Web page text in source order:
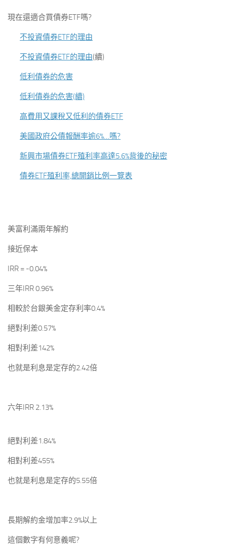
現在還適合買債券ETF嗎?
不投資債券ETF的理由
不投資債券ETF的理由(續)
低利債券的危害
低利債券的危害(續)
高費用又課稅又低利的債券ETF
美國政府公債報酬率逾6%…嗎?
新興市場債券ETF殖利率高達5.6%背後的秘密
債券ETF殖利率,總開銷比例一覽表
美富利滿兩年解約
接近保本
IRR = -0.04%
三年IRR 0.96%
相較於台銀美金定存利率0.4%
絕對利差0.57%
相對利差142%
也就是利息是定存的2.42倍
六年IRR 2.13%
絕對利差1.84%
相對利差455%
也就是利息是定存的5.55倍
長期解約金增加率2.9%以上
這個數字有何意義呢?